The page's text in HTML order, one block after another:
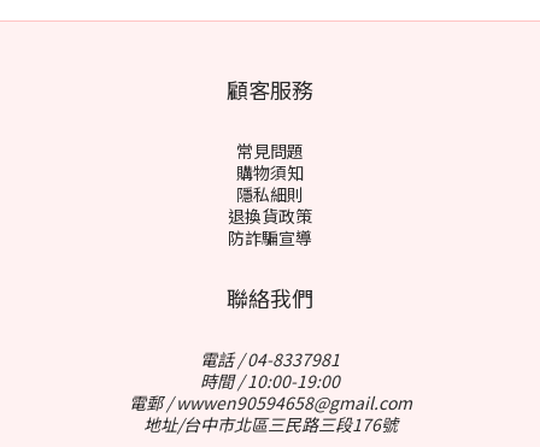
顧客服務
常見問題
購物須知
隱私細則
退換貨政策
防詐騙宣導
聯絡我們
電話 / 04-8337981
時間 / 10:00-19:00
電郵 / wwwen90594658@gmail.com
地址/台中市北區三民路三段176號